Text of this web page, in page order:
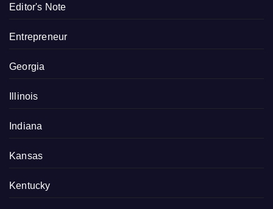
Editor's Note
Entrepreneur
Georgia
Illinois
Indiana
Kansas
Kentucky